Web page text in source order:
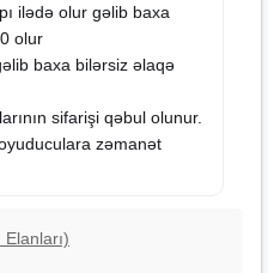
ilədə olur gəlib baxa
olur
baxa bilərsiz əlaqə
sifarişi qəbul olunur.
zəmanət
Elanları)